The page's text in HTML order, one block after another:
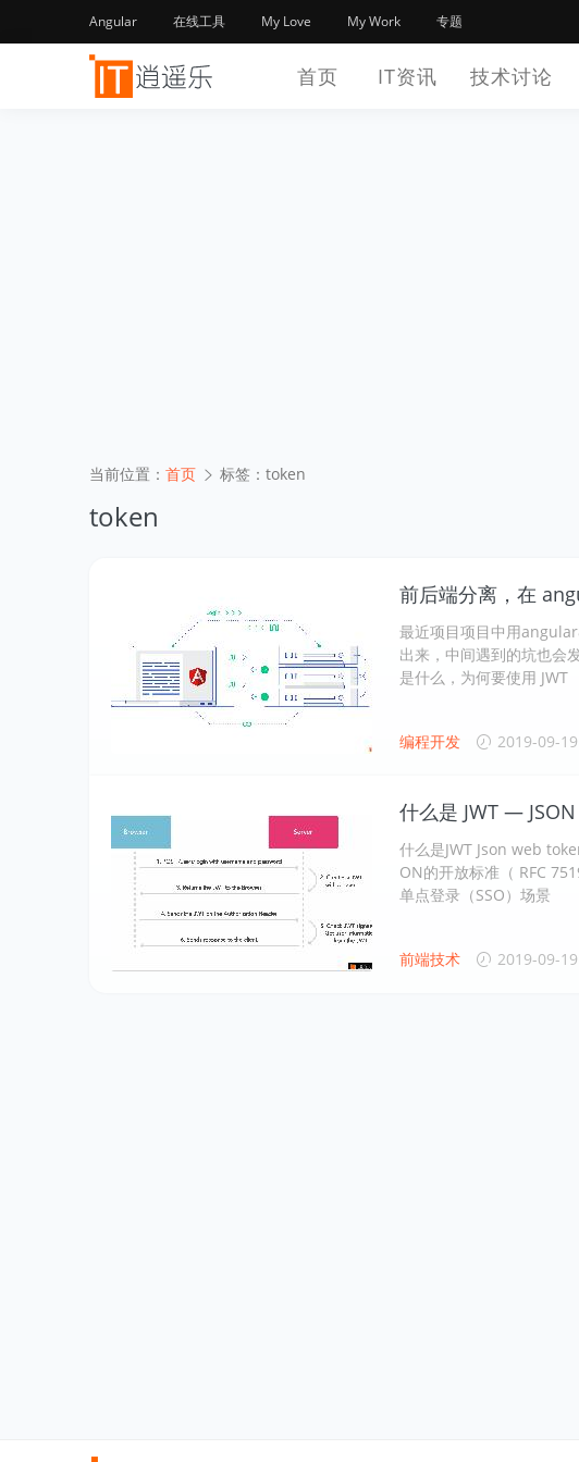
Angular 在线工具 My Love My Work 专题
首页 IT资讯 技术讨论
当前位置： 首页 标签：token
token
前后端分离，在
最近项目项目中用
出来，中间遇到的坑也会
是什么，为何要使用 JWT
编程开发 2019-09-19
什么是 JWT —
什么是JWT Json web
ON的开放标准（ RFC
单点登录（SSO）场景
前端技术 2019-09-19